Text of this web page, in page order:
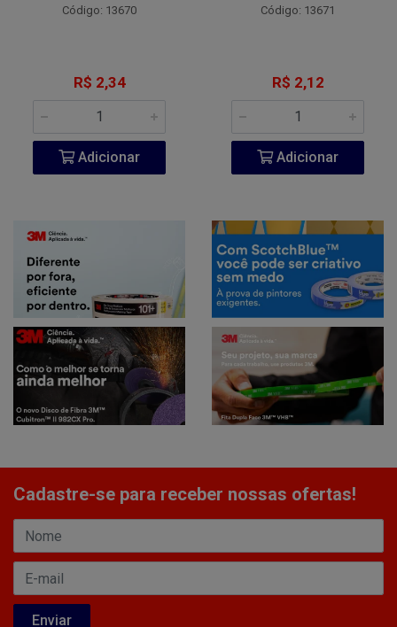
Código: 13670
R$ 2,34
Adicionar
Código: 13671
R$ 2,12
Adicionar
Cadastre-se para receber nossas ofertas!